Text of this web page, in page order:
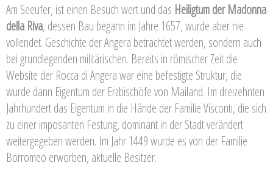
Am Seeufer, ist einen Besuch wert und das Heiligtum der Madonna
della Riva, dessen Bau begann im Jahre 1657, wurde aber nie
vollendet. Geschichte der Angera betrachtet werden, sondern auch
bei grundlegenden militärischen. Bereits in römischer Zeit die
Website der Rocca di Angera war eine befestigte Struktur, die
wurde dann Eigentum der Erzbischöfe von Mailand. Im dreizehnten
Jahrhundert das Eigentum in die Hände der Familie Visconti, die sich
zu einer imposanten Festung, dominant in der Stadt verändert
weitergegeben werden. Im Jahr 1449 wurde es von der Familie
Borromeo erworben, aktuelle Besitzer.